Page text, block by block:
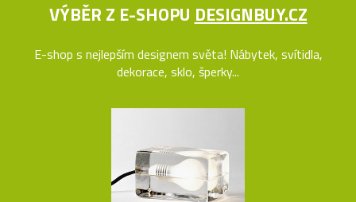
VÝBĚR Z E-SHOPU DESIGNBUY.CZ
E-shop s nejlepším designem světa! Nábytek, svítidla,
dekorace, sklo, šperky...